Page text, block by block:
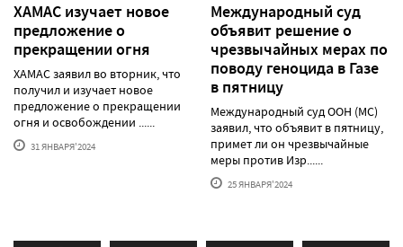
ХАМАС изучает новое
предложение о
прекращении огня
ХАМАС заявил во вторник, что
получил и изучает новое
предложение о прекращении
огня и освобождении ......
31 ЯНВАРЯ'2024
Международный суд
объявит решение о
чрезвычайных мерах по
поводу геноцида в Газе
в пятницу
Международный суд ООН (МС)
заявил, что объявит в пятницу,
примет ли он чрезвычайные
меры против Изр......
25 ЯНВАРЯ'2024